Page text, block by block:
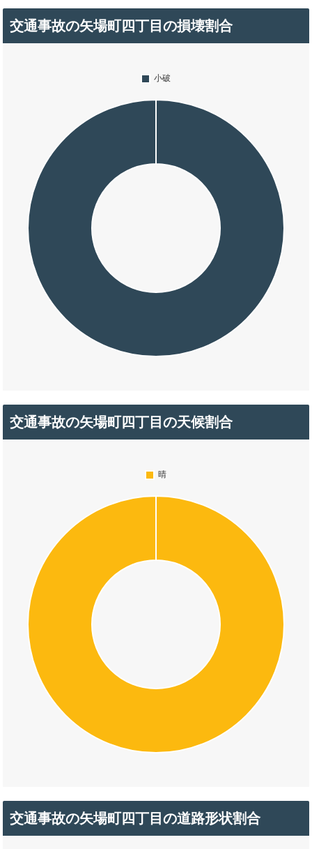
交通事故の矢場町四丁目の損壊割合
交通事故の矢場町四丁目の天候割合
交通事故の矢場町四丁目の道路形状割合